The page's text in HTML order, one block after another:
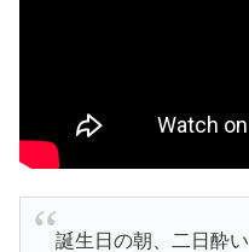
誕生日の朝、二日酔